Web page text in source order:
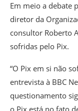
Em meio a debate
diretor da
consultor Roberto
sofridas pelo Pix.
“O Pix em si não
entrevista à BBC
questionamento